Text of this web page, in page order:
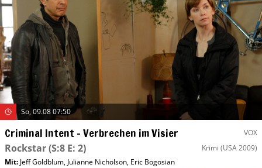
So, 09.08 07:50
Criminal Intent – Verbrechen im Visier VOX
Rockstar(S:8 E: 2) Krimi (USA 2009)
Mit: Jeff Goldblum, Julianne Nicholson, Eric Bogosian